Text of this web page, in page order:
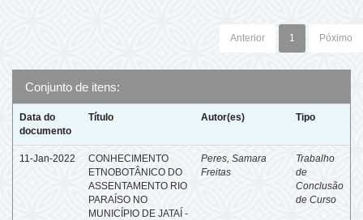
Anterior 1 Póximo
Conjunto de itens:
Data do
documento
Título Autor(es) Tipo
11-Jan-2022
CONHECIMENTO
ETNOBOTÂNICO DO
ASSENTAMENTO RIO
PARAÍSO NO
MUNICÍPIO DE JATAÍ -
Peres, Samara
Freitas
Trabalho
de
Conclusão
de Curso